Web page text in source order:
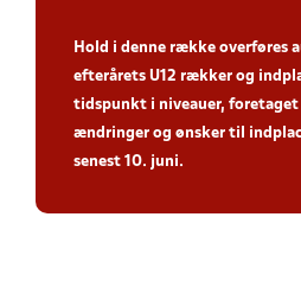
Hold i denne række overføres
efterårets U12 rækker og
tidspunkt i niveauer,
ændringer og ønsker til
senest 10. juni.